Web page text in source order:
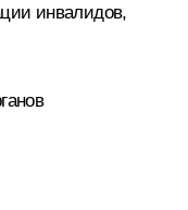
инвалидов,